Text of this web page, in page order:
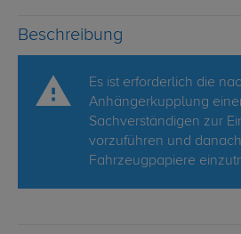
Beschreibung
Es ist erforderlich die
Anhängerkupplung
Sachverständigen zur
vorzuführen und
Fahrzeugpapiere